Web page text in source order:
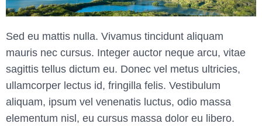
Sed eu mattis nulla. Vivamus tincidunt aliquam
mauris nec cursus. Integer auctor neque arcu, vitae
sagittis tellus dictum eu. Donec vel metus ultricies,
ullamcorper lectus id, fringilla felis. Vestibulum
aliquam, ipsum vel venenatis luctus, odio massa
elementum nisl, eu cursus massa dolor eu libero.